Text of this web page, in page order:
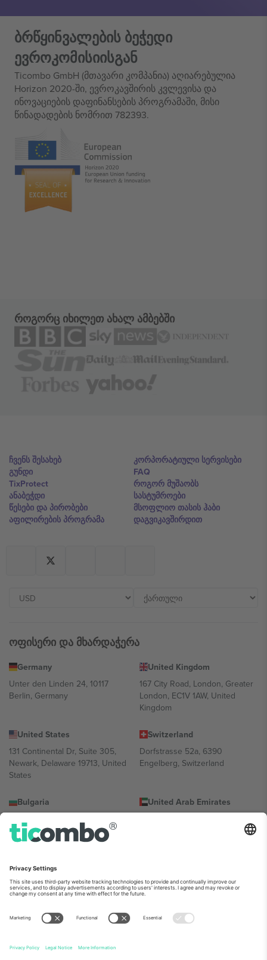
ბრწყინვალების ბეჭედი
ევროკომისიისგან
Ticombo GmbH (მთავარი კომპანია) აღიარებულია
Horizon 2020-ში, ევროკავშირის კვლევისა და
ინოვაციების დაფინანსების პროგრამაში, მისი
წინადადების ნომრით 782393.
როგორც იხილეთ ახალ ამბებში
ჩვენს შესახებ
გუნდი
TixProtect
ანაბეჭდი
წესები და პირობები
აფილირების პროგრამა
კორპორატიული სერვისები
FAQ
როგორ მუშაობს
სასტუმროები
მსოფლიო თასის ჰაბი
დაგვიკავშირდით
ოფისერი და მხარდაჭერა
Germany
Unter den Linden 24, 10117
Berlin, Germany
United Kingdom
167 City Road, London, Greater
London, EC1V 1AW, United
Kingdom
United States
131 Continental Dr, Suite 305,
Newark, Delaware 19713, United
States
Switzerland
Dorfstrasse 52a, 6390
Engelberg, Switzerland
Bulgaria
Totleben 53-55, 1606 Sofia,
Bulgaria
United Arab Emirates
Building A1, Office 302, Dubai,
Mexico
Av Chapultepec 360, Roma
Norte, Cuauhtémoc, 06700
Ciudad de México, CDMX,
Mexico
პლატფორმის პროვაიდერის იურიდიული პირი იცვლება